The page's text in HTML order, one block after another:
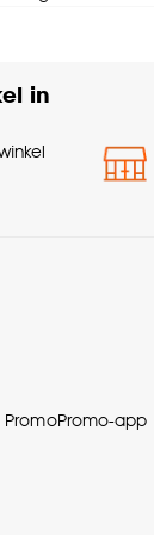
in
PromoPromo-app